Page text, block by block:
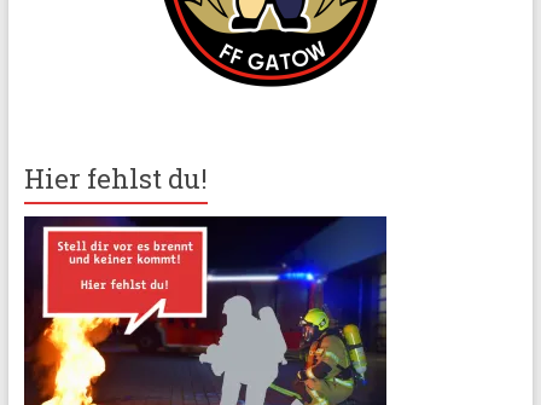
Hier fehlst du!